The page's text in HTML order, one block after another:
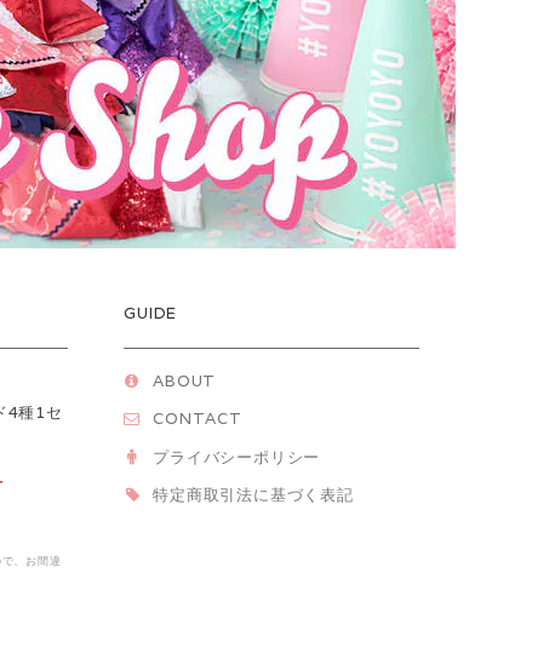
4種1セ
、お間違
GUIDE
ABOUT
CONTACT
プライバシーポリシー
特定商取引法に基づく表記